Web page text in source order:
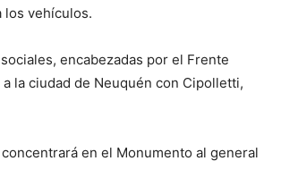
los vehículos.
encabezadas por el Frente
la ciudad de Neuquén con Cipolletti,
en el Monumento al general